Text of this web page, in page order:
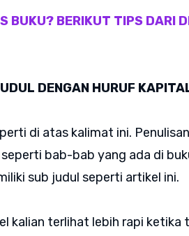
BUKU? BERIKUT TIPS DARI
DENGAN HURUF
di atas kalimat ini.
bab-bab yang ada di
sub judul seperti artikel ini.
kalian terlihat lebih rapi ketika